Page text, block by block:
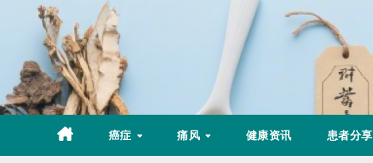
content
癌症 痛风 健康资讯 患者分享